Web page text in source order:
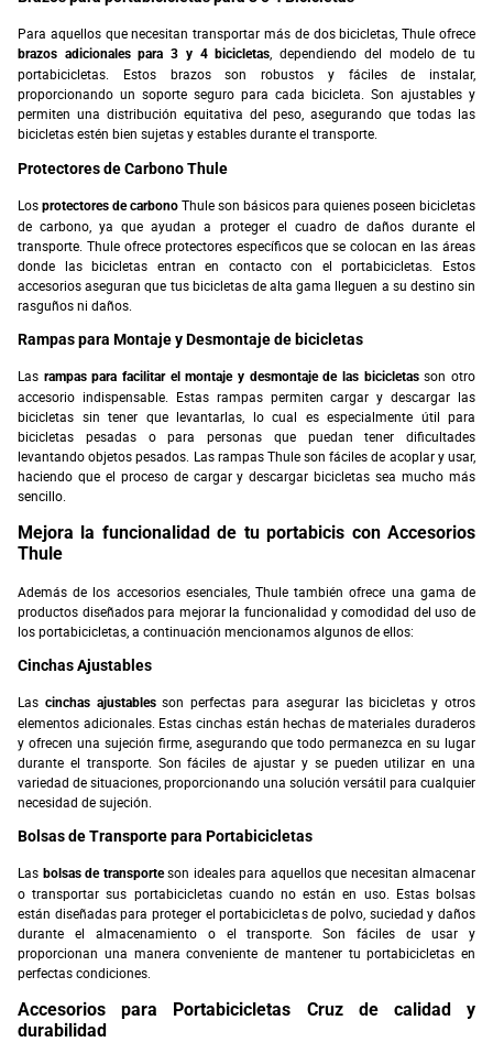
Para aquellos que necesitan transportar más de dos bicicletas, Thule ofrece
brazos adicionales para 3 y 4 bicicletas, dependiendo del modelo de tu
portabicicletas. Estos brazos son robustos y fáciles de instalar,
proporcionando un soporte seguro para cada bicicleta. Son ajustables y
permiten una distribución equitativa del peso, asegurando que todas las
bicicletas estén bien sujetas y estables durante el transporte.
Protectores de Carbono Thule
Los protectores de carbono Thule son básicos para quienes poseen bicicletas
de carbono, ya que ayudan a proteger el cuadro de daños durante el
transporte. Thule ofrece protectores específicos que se colocan en las áreas
donde las bicicletas entran en contacto con el portabicicletas. Estos
accesorios aseguran que tus bicicletas de alta gama lleguen a su destino sin
rasguños ni daños.
Rampas para Montaje y Desmontaje de bicicletas
Las rampas para facilitar el montaje y desmontaje de las bicicletasson otro
accesorio indispensable. Estas rampas permiten cargar y descargar las
bicicletas sin tener que levantarlas, lo cual es especialmente útil para
bicicletas pesadas o para personas que puedan tener dificultades
levantando objetos pesados. Las rampas Thule son fáciles de acoplar y usar,
haciendo que el proceso de cargar y descargar bicicletas sea mucho más
sencillo.
Mejora la funcionalidad de tu portabicis con Accesorios
Thule
Además de los accesorios esenciales, Thule también ofrece una gama de
productos diseñados para mejorar la funcionalidad y comodidad del uso de
los portabicicletas, a continuación mencionamos algunos de ellos:
Cinchas Ajustables
Las cinchas ajustablesson perfectas para asegurar las bicicletas y otros
elementos adicionales. Estas cinchas están hechas de materiales duraderos
y ofrecen una sujeción firme, asegurando que todo permanezca en su lugar
durante el transporte. Son fáciles de ajustar y se pueden utilizar en una
variedad de situaciones, proporcionando una solución versátil para cualquier
necesidad de sujeción.
Bolsas de Transporte para Portabicicletas
Las bolsas de transporteson ideales para aquellos que necesitan almacenar
o transportar sus portabicicletas cuando no están en uso. Estas bolsas
están diseñadas para proteger el portabicicletas de polvo, suciedad y daños
durante el almacenamiento o el transporte. Son fáciles de usar y
proporcionan una manera conveniente de mantener tu portabicicletas en
perfectas condiciones.
Accesorios para Portabicicletas Cruz de calidad y
durabilidad